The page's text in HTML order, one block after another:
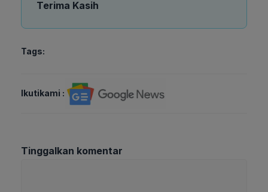
Terima Kasih
Tags:
Ikutikami :
Tinggalkan komentar